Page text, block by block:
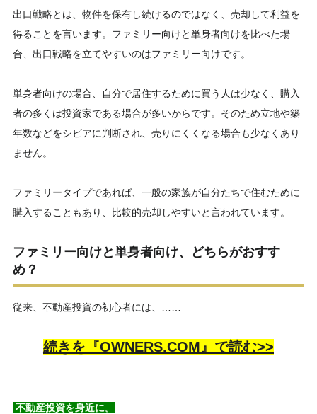
出口戦略とは、物件を保有し続けるのではなく、売却して利益を
得ることを言います。ファミリー向けと単身者向けを比べた場
合、出口戦略を立てやすいのはファミリー向けです。
単身者向けの場合、自分で居住するために買う人は少なく、購入
者の多くは投資家である場合が多いからです。そのため立地や築
年数などをシビアに判断され、売りにくくなる場合も少なくあり
ません。
ファミリータイプであれば、一般の家族が自分たちで住むために
購入することもあり、比較的売却しやすいと言われています。
ファミリー向けと単身者向け、どちらがおすす
め？
従来、不動産投資の初心者には、……
続きを『OWNERS.COM』で読む>>
不動産投資を身近に。